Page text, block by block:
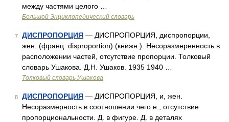
между частями целого …
Большой Энциклопедический словарь
7 ДИСПРОПОРЦИЯ — ДИСПРОПОРЦИЯ, диспропорции,
жен. (франц. disproportion) (книжн.). Несоразмеренность в
расположении частей, отсутствие пропорции. Толковый
словарь Ушакова. Д.Н. Ушаков. 1935 1940 …
Толковый словарь Ушакова
8 ДИСПРОПОРЦИЯ — ДИСПРОПОРЦИЯ, и, жен.
Несоразмерность в соотношении чего н., отсутствие
пропорциональности. Д. в фигуре. Д. в деталях